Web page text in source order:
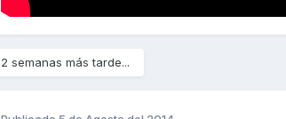
2 semanas más tarde...